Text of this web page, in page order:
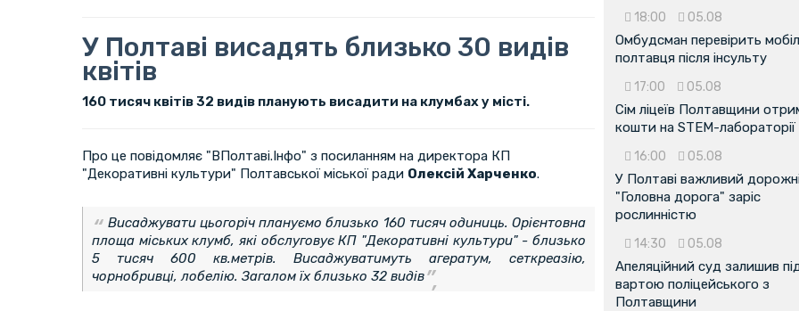
У Полтаві висадять близько 30 видів
квітів
160 тисяч квітів 32 видів планують висадити на клумбах у місті.
Про це повідомляє "ВПолтаві.Інфо" з посиланням на директора КП
"Декоративні культури" Полтавської міської ради Олексій Харченко.
Висаджувати цьогоріч плануємо близько 160 тисяч одиниць. Орієнтовна
площа міських клумб, які обслуговує КП "Декоративні культури" - близько
5 тисяч 600 кв.метрів. Висаджуватимуть агератум, сеткреазію,
чорнобривці, лобелію. Загалом їх близько 32 видів
18:00 05.08
Омбудсман перевірить
полтавця після інсульту
17:00 05.08
Сім ліцеїв Полтавщини
кошти на STEM-лабораторії
16:00 05.08
У Полтаві важливий
"Головна дорога" заріс
рослинністю
14:30 05.08
Апеляційний суд залишив
вартою поліцейського з
Полтавщини